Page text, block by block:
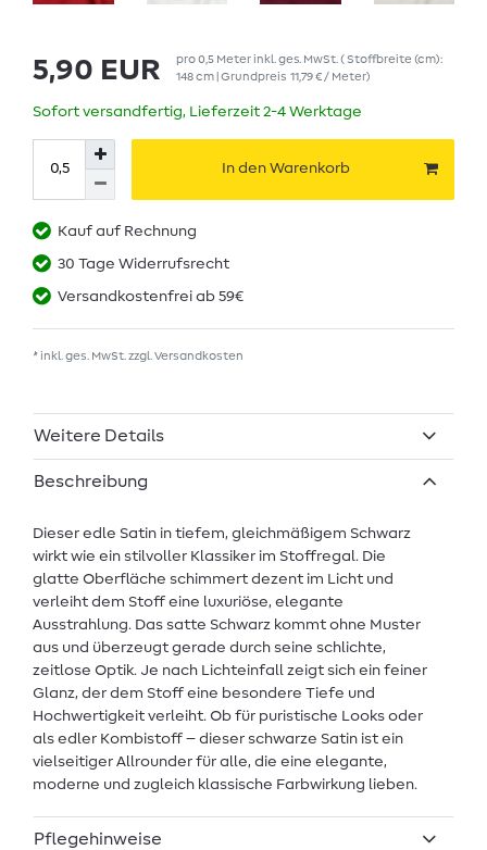
5,90 EUR pro0,5 Meterinkl. ges. MwSt. ( Stoffbreite (cm):
148 cm | Grundpreis 11,79 € / Meter)
Sofort versandfertig, Lieferzeit 2-4 Werktage
In den Warenkorb
Kauf auf Rechnung
30 Tage Widerrufsrecht
Versandkostenfrei ab 59€
* inkl. ges. MwSt. zzgl. Versandkosten
Weitere Details
Beschreibung
Dieser edle Satin in tiefem, gleichmäßigem Schwarz
wirkt wie ein stilvoller Klassiker im Stoffregal. Die
glatte Oberfläche schimmert dezent im Licht und
verleiht dem Stoff eine luxuriöse, elegante
Ausstrahlung. Das satte Schwarz kommt ohne Muster
aus und überzeugt gerade durch seine schlichte,
zeitlose Optik. Je nach Lichteinfall zeigt sich ein feiner
Glanz, der dem Stoff eine besondere Tiefe und
Hochwertigkeit verleiht. Ob für puristische Looks oder
als edler Kombistoff – dieser schwarze Satin ist ein
vielseitiger Allrounder für alle, die eine elegante,
moderne und zugleich klassische Farbwirkung lieben.
Pflegehinweise